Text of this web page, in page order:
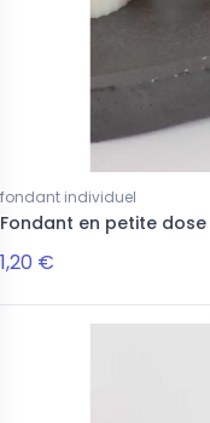
fondant individuel
Fondant en petite
1,20 €